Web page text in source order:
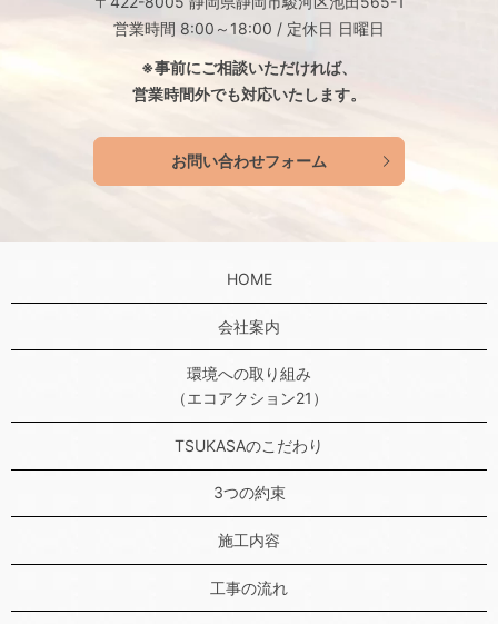
営業時間 8:00～18:00 / 定休日 日曜日
※事前にご相談いただければ、
営業時間外でも対応いたします。
お問い合わせフォーム
HOME
会社案内
環境への取り組み
（エコアクション21）
TSUKASAのこだわり
3つの約束
施工内容
工事の流れ